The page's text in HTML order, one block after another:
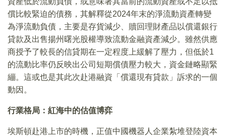
償比較緊迫的債務，其解釋從2024年末的淨流動資產轉變
為淨流動負債，主要是存貨減少、贖回理財產品以償還銀行
貸款及出售揚州曙光股權導致流動金融資產減少。雖然供應
商授予了較長的信貸期在一定程度上緩解了壓力，但低於1
的流動比率仍反映出公司短期償債壓力較大，資金鏈略顯緊
繃。這或也是其此次赴港融資「償還現有貸款」訴求的一個
動因。
行業格局：紅海中的估值博弈
埃斯頓赴港上市的時機，正值中國機器人企業紮堆登陸資本